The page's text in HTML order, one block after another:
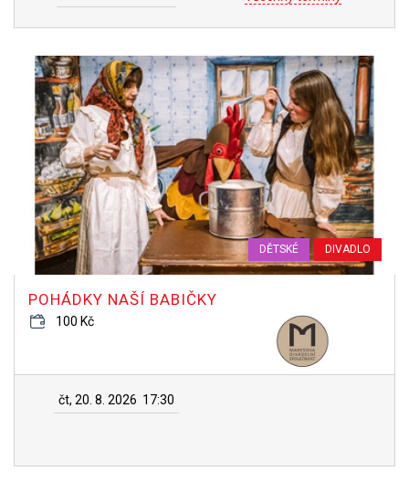
DĚTSKÉ DIVADLO
POHÁDKY NAŠÍ BABIČKY
100 Kč
čt, 20. 8. 2026 17:30